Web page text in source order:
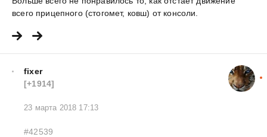
всего прицепного (стогомет, ковш) от консоли.
fixer
[+1914]
23 марта 2018 17:13
#42539